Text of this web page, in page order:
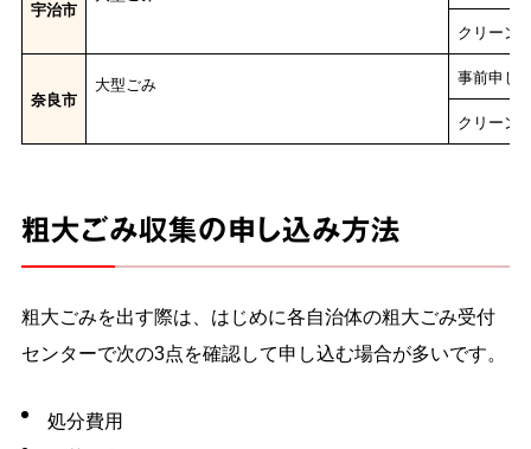
宇治市
クリーン
奈良市
大型ごみ
事前申し
クリーン
粗大ごみ収集の申し込み方法
粗大ごみを出す際は、はじめに各自治体の粗大ごみ受付
センターで次の3点を確認して申し込む場合が多いです。
処分費用